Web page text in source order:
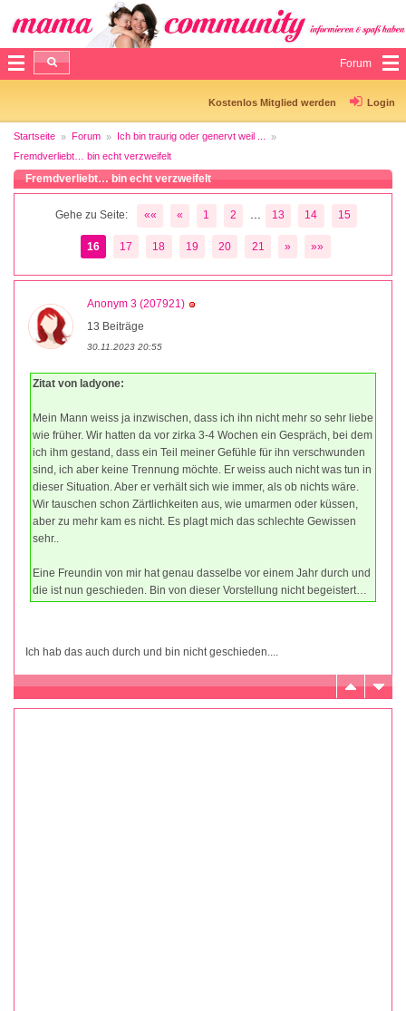
Forum
Kostenlos Mitglied werden Login
Startseite Forum
Ich bin traurig oder genervt weil ...
Fremdverliebt… bin echt verzweifelt
Fremdverliebt… bin echt verzweifelt
Gehe zu Seite: «« « 1 2 13 14 15
16 17 18 19 20 21 » »»
Anonym 3 (207921)
13 Beiträge
30.11.2023 20:55
Zitat von ladyone:
Mein Mann weiss ja inzwischen, dass ich ihn nicht mehr so sehr liebe
wie früher. Wir hatten da vor zirka 3-4 Wochen ein Gespräch, bei dem
ich ihm gestand, dass ein Teil meiner Gefühle für ihn verschwunden
sind, ich aber keine Trennung möchte. Er weiss auch nicht was tun in
dieser Situation. Aber er verhält sich wie immer, als ob nichts wäre.
Wir tauschen schon Zärtlichkeiten aus, wie umarmen oder küssen,
aber zu mehr kam es nicht. Es plagt mich das schlechte Gewissen
sehr..
Eine Freundin von mir hat genau dasselbe vor einem Jahr durch und
die ist nun geschieden. Bin von dieser Vorstellung nicht begeistert…
Ich hab das auch durch und bin nicht geschieden....